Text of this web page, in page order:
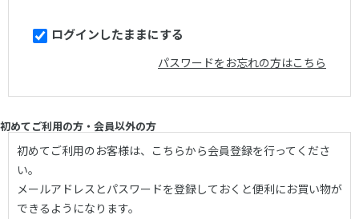
ログインしたままにする
パスワードをお忘れの方はこちら
初めてご利用の方・会員以外の方
初めてご利用のお客様は、こちらから会員登録を行ってくださ
い。
メールアドレスとパスワードを登録しておくと便利にお買い物が
できるようになります。